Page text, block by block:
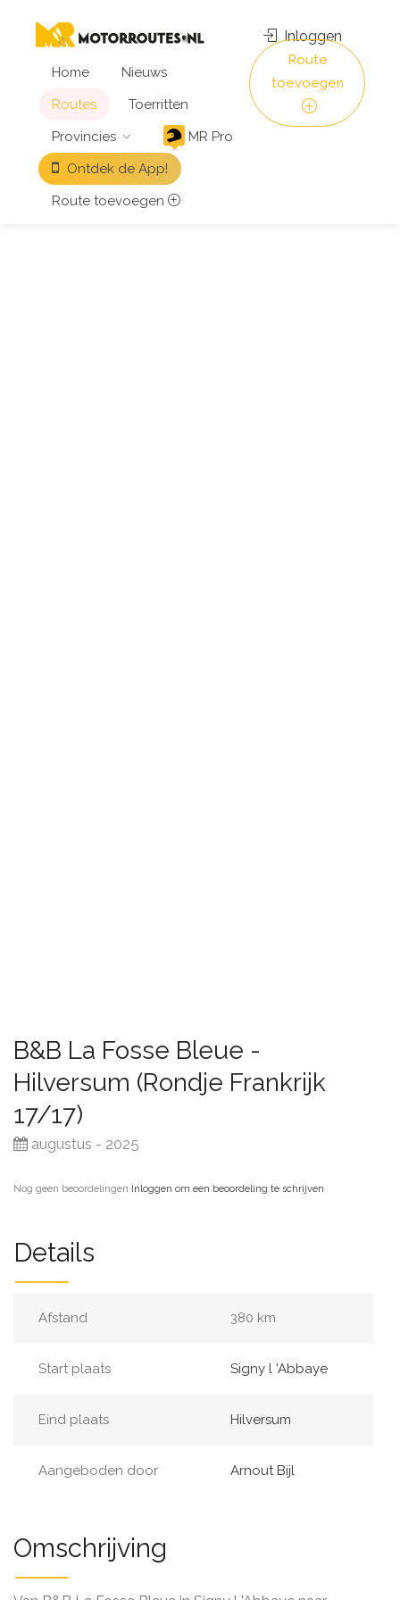
Home
Nieuws
Routes
Toerritten
Provincies
MR Pro
Ontdek de App!
Route toevoegen
Inloggen
Route
toevoegen
B&B La Fosse Bleue -
Hilversum (Rondje Frankrijk
17/17)
augustus - 2025
Nog geen beoordelingen·Inloggen om een beoordeling te schrijven
Details
Afstand 380 km
Start plaats Signy l 'Abbaye
Eind plaats Hilversum
Aangeboden door Arnout Bijl
Omschrijving